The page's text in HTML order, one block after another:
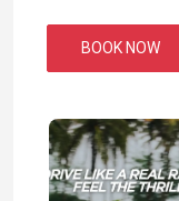
BOOK NOW